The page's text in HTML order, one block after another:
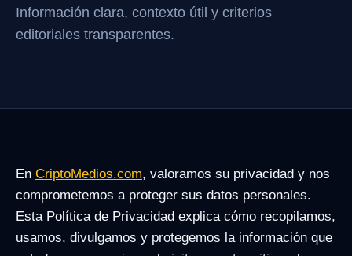
Información clara, contexto útil y criterios
editoriales transparentes.
En CriptoMedios.com, valoramos su privacidad y nos
comprometemos a proteger sus datos personales.
Esta Política de Privacidad explica cómo recopilamos,
usamos, divulgamos y protegemos la información que